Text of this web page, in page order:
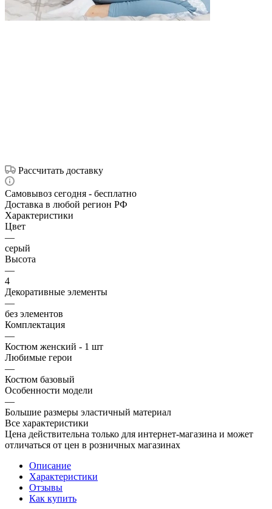
Рассчитать доставку
Самовывоз сегодня - бесплатно
Доставка в любой регион РФ
Характеристики
Цвет
—
серый
Высота
—
4
Декоративные элементы
—
без элементов
Комплектация
—
Костюм женский - 1 шт
Любимые герои
—
Костюм базовый
Особенности модели
—
Большие размеры эластичный материал
Все характеристики
Цена действительна только для интернет-магазина и может
отличаться от цен в розничных магазинах
Описание
Характеристики
Отзывы
Как купить